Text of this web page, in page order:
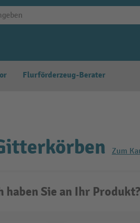
Flurförderzeug-Berater
Zum
haben Sie an Ihr Produkt?